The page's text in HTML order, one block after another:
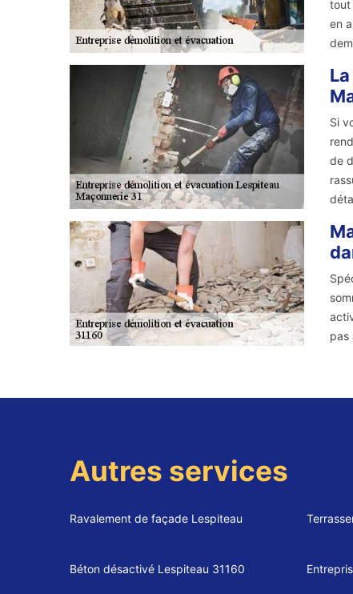
tout
en
Si
de
pas
Autres services
Ravalement de façade Lespiteau
Béton désactivé Lespiteau 31160